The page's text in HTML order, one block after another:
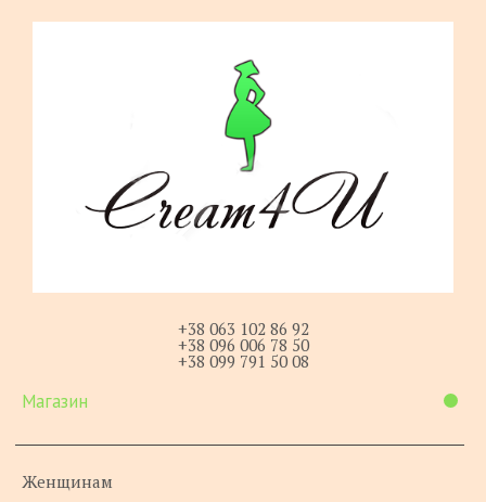
+38 063 102 86 92
+38 096 006 78 50
+38 099 791 50 08
Магазин
Женщинам